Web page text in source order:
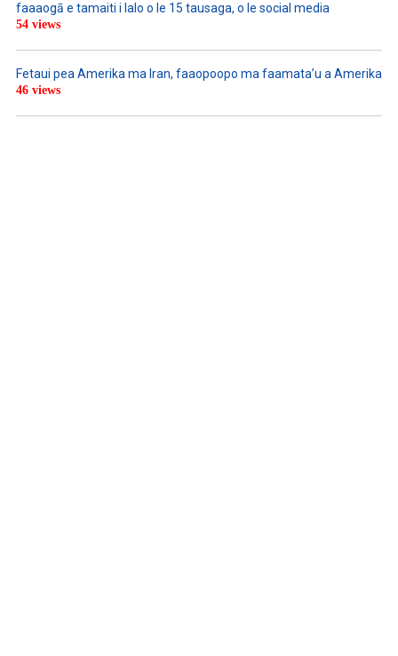
faaaogā e tamaiti i lalo o le 15 tausaga, o le social media
54 views
Fetaui pea Amerika ma Iran, faaopoopo ma faamata’u a Amerika
46 views